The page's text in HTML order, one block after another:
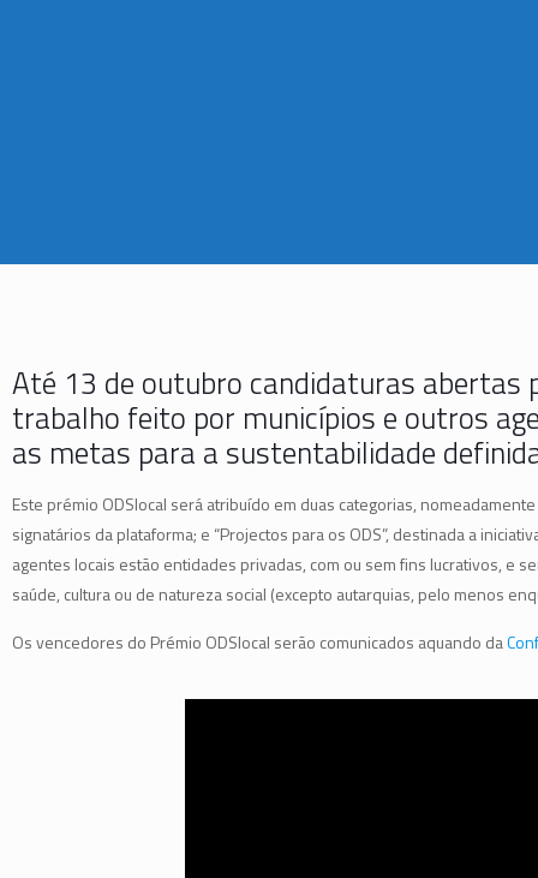
Até 13 de outubro candidaturas abertas
trabalho feito por municípios e outros
as metas para a sustentabilidade
Este prémio ODSlocal será atribuído em duas categorias,
signatários da plataforma; e “Projectos para os ODS”, destinada a
agentes locais estão entidades privadas, com ou sem fins lucrativos, e
saúde, cultura ou de natureza social (excepto autarquias, pelo menos
Os vencedores do Prémio ODSlocal serão comunicados aquando da